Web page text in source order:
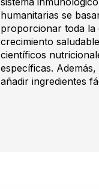
humanitarias se
proporcionar toda la
crecimiento
científicos
específicas.
añadir ingredientes